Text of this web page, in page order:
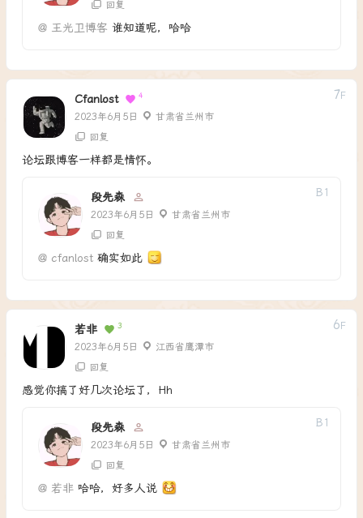
回复
@ 王光卫博客 谁知道呢，哈哈
Cfanlost 4
2023年6月5日 甘肃省兰州市
7F
回复
论坛跟博客一样都是情怀。
段先森
2023年6月5日 甘肃省兰州市
B 1
回复
@ cfanlost确实如此
若非 3
2023年6月5日 江西省鹰潭市
6 F
回复
感觉你搞了好几次论坛了，Hh
段先森
2023年6月5日 甘肃省兰州市
B 1
回复
@ 若非哈哈，好多人说